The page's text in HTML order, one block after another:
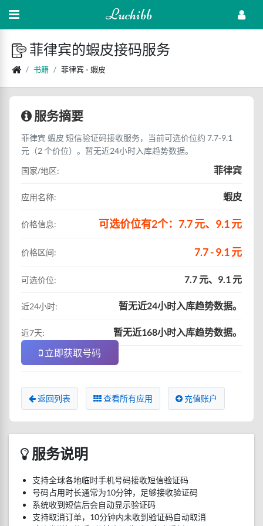
Luchibb
菲律宾的蝦皮接码服务
书籍 菲律宾 - 蝦皮
服务摘要
菲律宾 蝦皮 短信验证码接收服务，当前可选价位约 7.7-9.1
元（2 个价位）。暂无近24小时入库趋势数据。
国家/地区:
菲律宾
应用名称: 蝦皮
价格信息: 可选价位有2个：7.7 元、9.1 元
价格区间: 7.7 - 9.1 元
可选价位: 7.7 元、9.1 元
近24小时: 暂无近24小时入库趋势数据。
近7天:
暂无近168小时入库趋势数据。
立即获取号码
返回列表 查看所有应用 充值账户
服务说明
支持全球各地临时手机号码接收短信验证码
号码占用时长通常为10分钟，足够接收验证码
系统收到短信后会自动显示验证码
支持取消订单，10分钟内未收到验证码自动取消